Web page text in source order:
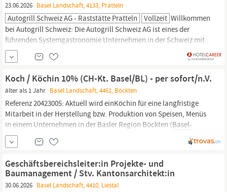
23.06.2026 Basel Landschaft, 4133, Pratteln
Autogrill Schweiz AG - Raststätte Pratteln Vollzeit Willkommen
bei Autogrill Schweiz: Die Autogrill Schweiz AG ist eines der
führenden Systemgastronomie Unternehmen in der Schweiz mit
über 20 Standorten und knapp 1 000 Mitarbeitern. International
sind wir in 30 Ländern mit rund 31‘000 Mitarbeitenden vertreten.
Unser gemeinsames Ziel lautet: «Feeling good on the move».
Unser Credo inspiriert uns täglich, es unseren Kunden...
Koch / Köchin 10% (CH-Kt. Basel/BL) - per sofort/n.V.
älter als 1 Jahr Basel Landschaft, 4461, Böckten
Referenz 20423005: Aktuell wird einKöchin für eine langfristige
Mitarbeit in der Herstellung bzw. Produktion von Speisen, Menüs
in einem Unternehmen in der Basler Region Böckten (Basel-
Landschaft
oder zum nächstmöglichen Zeitpunkt – je nach Verfügbarkeit und
Geschäftsbereichsleiter:in Projekte- und
Baumanagement / Stv. Kantonsarchitekt:in
30.06.2026 Basel Landschaft, 4410, Liestal